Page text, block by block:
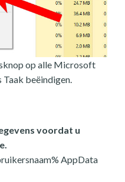
op alle Microsoft
Taak beëindigen.
voordat u
AppData